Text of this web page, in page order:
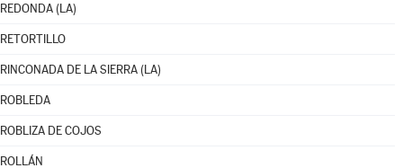
REDONDA (LA)
RETORTILLO
RINCONADA DE LA SIERRA (LA)
ROBLEDA
ROBLIZA DE COJOS
ROLLÁN